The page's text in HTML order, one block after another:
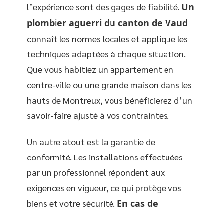
l’expérience sont des gages de fiabilité. Un
plombier aguerri du canton de Vaud
connaît les normes locales et applique les
techniques adaptées à chaque situation.
Que vous habitiez un appartement en
centre-ville ou une grande maison dans les
hauts de Montreux, vous bénéficierez d’un
savoir-faire ajusté à vos contraintes.
Un autre atout est la garantie de
conformité. Les installations effectuées
par un professionnel répondent aux
exigences en vigueur, ce qui protège vos
biens et votre sécurité. En cas de